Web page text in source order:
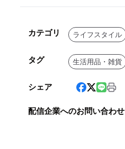
カテゴリ ライフスタイル
タグ 生活用品・雑貨
シェア
配信企業へのお問い合わせ